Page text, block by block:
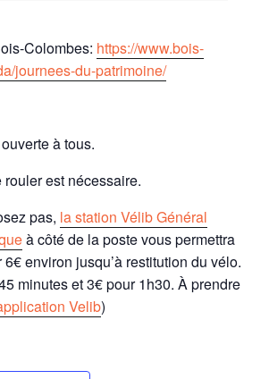
Colombes: https://www.bois-
journees-du-patrimoine/
à tous.
est nécessaire.
pas, la station Vélib Général
à côté de la poste vous permettra
6€ environ jusqu’à restitution du vélo.
minutes et 3€ pour 1h30. À prendre
Velib)